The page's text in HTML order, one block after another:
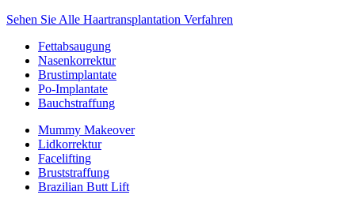
Sehen Sie Alle Haartransplantation Verfahren
Fettabsaugung
Nasenkorrektur
Brustimplantate
Po-Implantate
Bauchstraffung
Mummy Makeover
Lidkorrektur
Facelifting
Bruststraffung
Brazilian Butt Lift